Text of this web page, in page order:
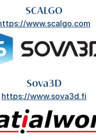
SCALGO
www.scalgo.com
Sova3D
https://www.sova3d.fi